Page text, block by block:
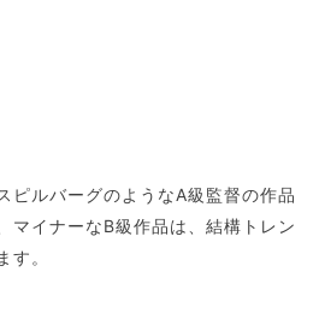
ピルバーグのようなA級監督の作品
マイナーなB級作品は、結構トレン
す。